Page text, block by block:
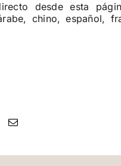
desde esta
chino, español,